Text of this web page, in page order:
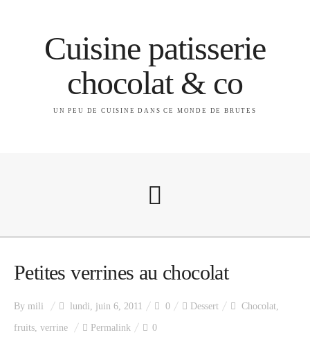
Cuisine patisserie
chocolat & co
UN PEU DE CUISINE DANS CE MONDE DE BRUTES
A propos
Index des recettes
Petites verrines au chocolat
By mili lundi, juin 6, 2011 0 Dessert Chocolat,
fruits, verrine Permalink 0